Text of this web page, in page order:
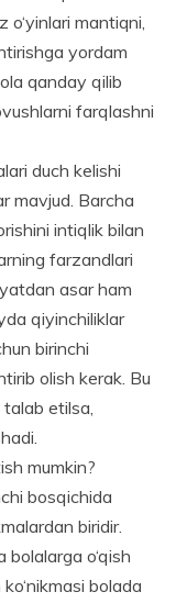
o‘yinlari mantiqni,
yordam
qanday qilib
farqlashni
duch kelishi
mavjud. Barcha
intiqlik bilan
farzandlari
asar ham
qiyinchiliklar
birinchi
olish kerak. Bu
talab etilsa,
mumkin?
bosqichida
biridir.
o‘qish
bolada